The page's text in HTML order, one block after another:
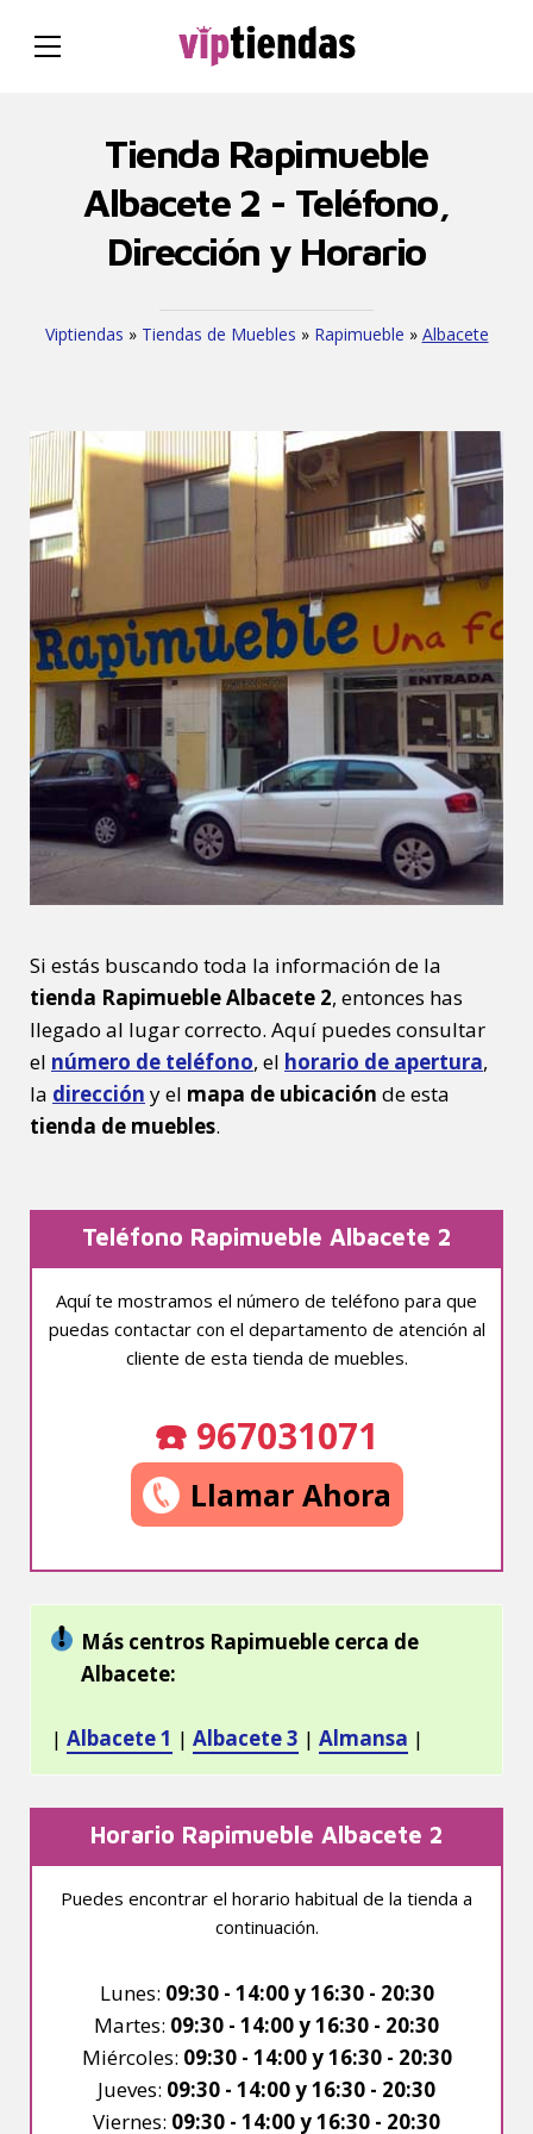
Tienda Rapimueble
Albacete 2 - Teléfono,
Dirección y Horario
Viptiendas » Tiendas de Muebles » Rapimueble » Albacete
Si estás buscando toda la información de la
tienda Rapimueble Albacete 2, entonces has
llegado al lugar correcto. Aquí puedes consultar
el número de teléfono, el horario de apertura,
la dirección y el mapa de ubicación de esta
tienda de muebles.
Teléfono Rapimueble Albacete 2
Aquí te mostramos el número de teléfono para que
puedas contactar con el departamento de atención al
cliente de esta tienda de muebles.
☎️ 967031071
Llamar Ahora
Más centros Rapimueble cerca de
Albacete:
| Albacete 1 | Albacete 3 | Almansa |
Horario Rapimueble Albacete 2
Puedes encontrar el horario habitual de la tienda a
continuación.
Lunes: 09:30 - 14:00 y 16:30 - 20:30
Martes: 09:30 - 14:00 y 16:30 - 20:30
Miércoles: 09:30 - 14:00 y 16:30 - 20:30
Jueves: 09:30 - 14:00 y 16:30 - 20:30
Viernes: 09:30 - 14:00 y 16:30 - 20:30